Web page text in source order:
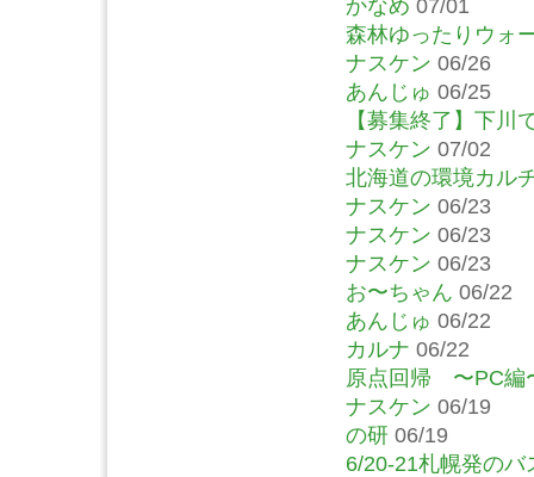
かなめ 07/01
森林ゆったりウォ
ナスケン 06/26
あんじゅ 06/25
【募集終了】下川
ナスケン 07/02
北海道の環境カル
ナスケン 06/23
ナスケン 06/23
ナスケン 06/23
お〜ちゃん 06/22
あんじゅ 06/22
カルナ 06/22
原点回帰 〜PC編
ナスケン 06/19
の研 06/19
6/20-21札幌発の